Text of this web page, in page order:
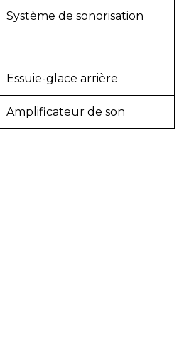
Système de sonorisation
Essuie-glace arrière
Amplificateur de son